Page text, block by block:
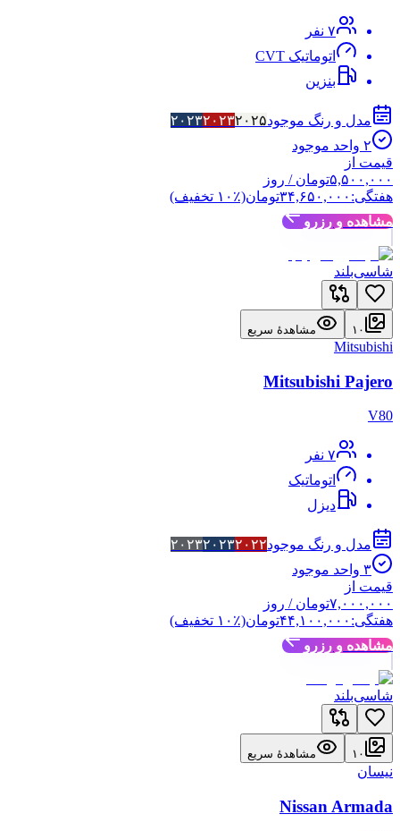
۷ نفر
اتوماتیک CVT
بنزین
مدل و رنگ موجود ۲۰۲۳۲۰۲۳۲۰۲۵
۲ واحد موجود
قیمت از
۵,۵۰۰,۰۰۰تومان / روز
هفتگی: ۳۴,۶۵۰,۰۰۰تومان(٪ ۱۰ تخفیف)
مشاهده و رزرو
شاسی‌بلند
۱۰ مشاهدهٔ سریع
Mitsubishi
Mitsubishi Pajero
V80
۷ نفر
اتوماتیک
دیزل
مدل و رنگ موجود ۲۰۲۳۲۰۲۳۲۰۲۲
۳ واحد موجود
قیمت از
۷,۰۰۰,۰۰۰تومان / روز
هفتگی: ۴۴,۱۰۰,۰۰۰تومان(٪ ۱۰ تخفیف)
مشاهده و رزرو
شاسی‌بلند
۱۰ مشاهدهٔ سریع
نیسان
Nissan Armada